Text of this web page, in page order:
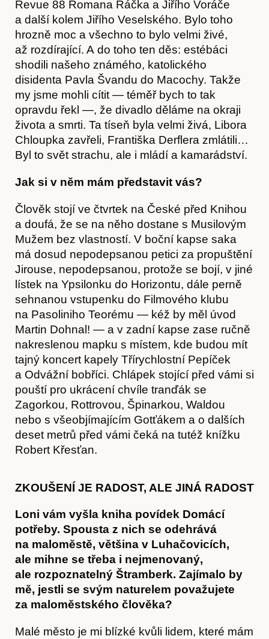
Kontakt
Předplatné
Revue 88 Romana Ráčka a Jiřího Voráče
a další kolem Jiřího Veselského. Bylo toho
hrozně moc a všechno to bylo velmi živé,
až rozdírající. A do toho ten děs: estébáci
shodili našeho známého, katolického
disidenta Pavla Švandu do Macochy. Takže
my jsme mohli cítit — téměř bych to tak
opravdu řekl —, že divadlo děláme na okraji
života a smrti. Ta tíseň byla velmi živá, Libora
Chloupka zavřeli, Františka Derflera zmlátili…
Byl to svět strachu, ale i mládí a kamarádství.
Jak si v něm mám představit vás?
Člověk stojí ve čtvrtek na České před Knihou
a doufá, že se na něho dostane s Musilovým
Mužem bez vlastností. V boční kapse saka
má dosud nepodepsanou petici za propuštění
Jirouse, nepodepsanou, protože se bojí, v jiné
lístek na Ypsilonku do Horizontu, dále perně
sehnanou vstupenku do Filmového klubu
na Pasoliniho Teorému — kéž by měl úvod
Martin Dohnal! — a v zadní kapse zase ručně
nakreslenou mapku s místem, kde budou mít
tajný koncert kapely Třírychlostní Pepíček
a Odvážní bobříci. Chlápek stojící před vámi si
pouští pro ukrácení chvíle tranďák se
Zagorkou, Rottrovou, Špinarkou, Waldou
nebo s všeobjímajícím Gotťákem a o dalších
deset metrů před vámi čeká na tutéž knížku
Robert Křesťan.
ZKOUŠENÍ JE RADOST, ALE JINÁ RADOST
Loni vám vyšla kniha povídek Domácí
potřeby. Spousta z nich se odehrává
na maloměstě, většina v Luhačovicích,
ale mihne se třeba i nejmenovaný,
ale rozpoznatelný Štramberk. Zajímalo by
mě, jestli se svým naturelem považujete
za maloměstského člověka?
Malé město je mi blízké kvůli lidem, které mám